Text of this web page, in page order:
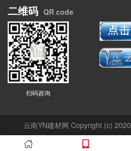
江,易门,通海,江川,
元江,新平,峨山,保
山,施甸,昌宁,龙陵,
腾冲,昭通,昭阳,永
善,绥江,镇雄,大关,
盐津,巧家,彝良,威
信,水富,鲁甸,丽江,
玉龙,华坪,永胜,宁
蒗,思茅,翠云,普洱,
孟连,临沧,临翔,镇
康,凤庆,云县,永德,
双江,沧源,耿马,楚
二维码 QR code
扫码咨询
云南YN建材网 Copyright (c) 2020